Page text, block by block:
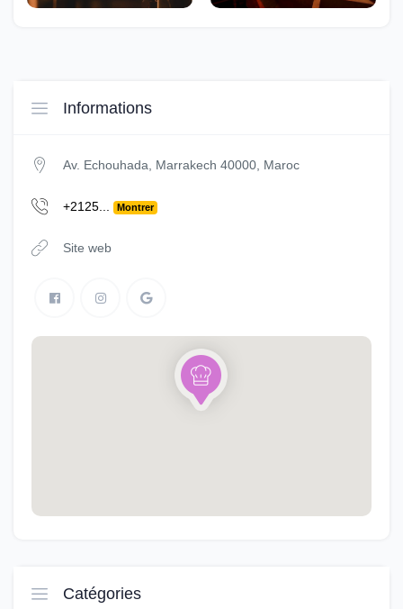
Informations
Av. Echouhada, Marrakech 40000, Maroc
+2125... Montrer
Site web
Catégories